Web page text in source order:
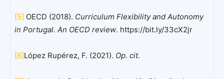
[5] OECD (2018). Curriculum Flexibility and Autonomy
in Portugal. An OECD review. https://bit.ly/33cX2jr
[6]López Rupérez, F. (2021). Op. cit.